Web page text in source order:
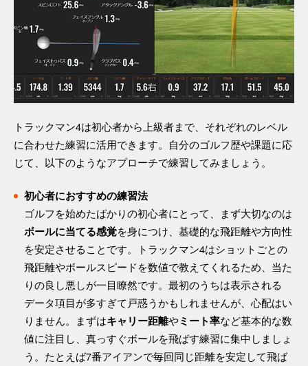
トラックマン4は初心者から上級者まで、それぞれのレベル
に合わせた練習に活用できます。自分のゴルフ歴や課題に応
じて、以下のようなアプローチで練習してみましょう。
初心者におすすめの練習法
ゴルフを始めたばかりの初心者にとって、まず大切なのは
ボールに当てる感覚を身につけ、基礎的な飛距離や方向性
を安定させることです。トラックマン4はショットごとの
飛距離やボールスピードを数値で教えてくれるため、当た
りの良し悪しが一目瞭然です。最初のうちは表示される
データ項目が多すぎて戸惑うかもしれませんが、心配はい
りません。まずはキャリー距離やミート率など基本的な数
値に注目し、真っすぐボールを飛ばす練習に集中しましょ
う。たとえば7番アイアンで毎回同じ距離を安定して飛ば